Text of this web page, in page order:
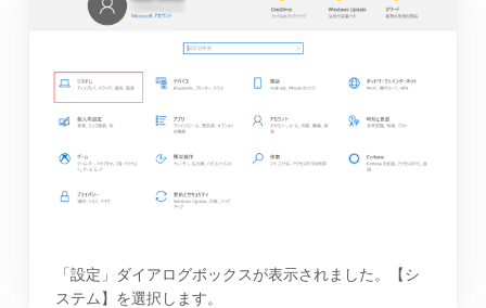
「設定」ダイアログボックスが表示されました。【シ
ステム】を選択します。